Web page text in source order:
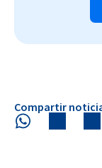
Compartir